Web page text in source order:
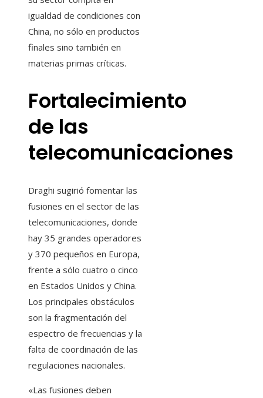
igualdad de condiciones con
China, no sólo en productos
finales sino también en
materias primas críticas.
Fortalecimiento
de las
telecomunicaciones
Draghi sugirió fomentar las
fusiones en el sector de las
telecomunicaciones, donde
hay 35 grandes operadores
y 370 pequeños en Europa,
frente a sólo cuatro o cinco
en Estados Unidos y China.
Los principales obstáculos
son la fragmentación del
espectro de frecuencias y la
falta de coordinación de las
regulaciones nacionales.
«Las fusiones deben